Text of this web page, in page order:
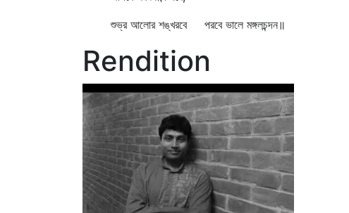
শুভ্র আলোর শঙ্খরবে পরবে ভালে মঙ্গলচন্দন॥
Rendition